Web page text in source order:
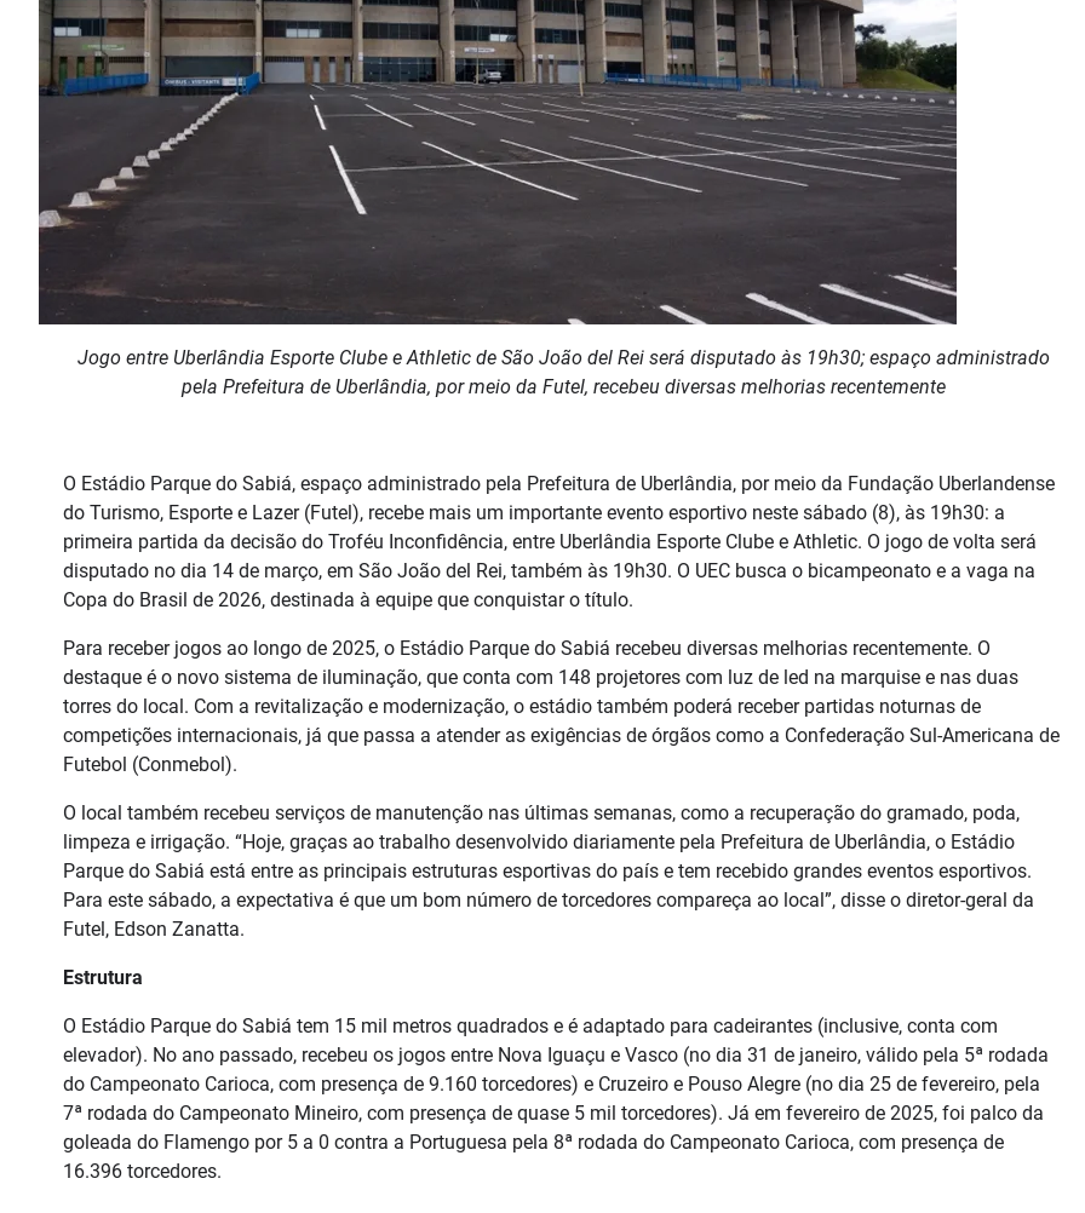
Jogo entre Uberlândia Esporte Clube e Athletic de São João del Rei será disputado às 19h30; espaço administrado
pela Prefeitura de Uberlândia, por meio da Futel, recebeu diversas melhorias recentemente
O Estádio Parque do Sabiá, espaço administrado pela Prefeitura de Uberlândia, por meio da Fundação Uberlandense
do Turismo, Esporte e Lazer (Futel), recebe mais um importante evento esportivo neste sábado (8), às 19h30: a
primeira partida da decisão do Troféu Inconfidência, entre Uberlândia Esporte Clube e Athletic. O jogo de volta será
disputado no dia 14 de março, em São João del Rei, também às 19h30. O UEC busca o bicampeonato e a vaga na
Copa do Brasil de 2026, destinada à equipe que conquistar o título.
Para receber jogos ao longo de 2025, o Estádio Parque do Sabiá recebeu diversas melhorias recentemente. O
destaque é o novo sistema de iluminação, que conta com 148 projetores com luz de led na marquise e nas duas
torres do local. Com a revitalização e modernização, o estádio também poderá receber partidas noturnas de
competições internacionais, já que passa a atender as exigências de órgãos como a Confederação Sul-Americana de
Futebol (Conmebol).
O local também recebeu serviços de manutenção nas últimas semanas, como a recuperação do gramado, poda,
limpeza e irrigação. “Hoje, graças ao trabalho desenvolvido diariamente pela Prefeitura de Uberlândia, o Estádio
Parque do Sabiá está entre as principais estruturas esportivas do país e tem recebido grandes eventos esportivos.
Para este sábado, a expectativa é que um bom número de torcedores compareça ao local”, disse o diretor-geral da
Futel, Edson Zanatta.
Estrutura
O Estádio Parque do Sabiá tem 15 mil metros quadrados e é adaptado para cadeirantes (inclusive, conta com
elevador). No ano passado, recebeu os jogos entre Nova Iguaçu e Vasco (no dia 31 de janeiro, válido pela 5ª rodada
do Campeonato Carioca, com presença de 9.160 torcedores) e Cruzeiro e Pouso Alegre (no dia 25 de fevereiro, pela
7ª rodada do Campeonato Mineiro, com presença de quase 5 mil torcedores). Já em fevereiro de 2025, foi palco da
goleada do Flamengo por 5 a 0 contra a Portuguesa pela 8ª rodada do Campeonato Carioca, com presença de
16.396 torcedores.